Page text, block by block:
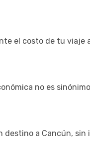
el costo de tu viaje
no es
destino a Cancún,